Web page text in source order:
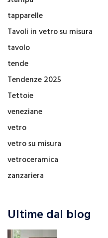
tapparelle
Tavoli in vetro su misura
tavolo
tende
Tendenze 2025
Tettoie
veneziane
vetro
vetro su misura
vetroceramica
zanzariera
Ultime dal blog